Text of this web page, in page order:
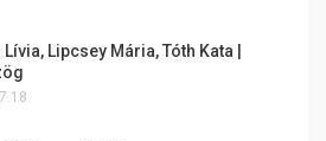
Lipcsey Mária, Tóth Kata |